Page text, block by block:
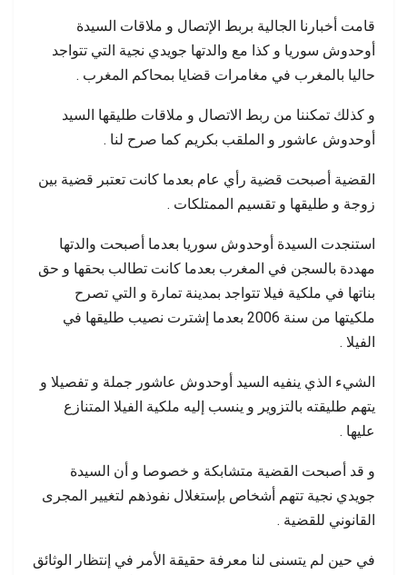
قامت أخبارنا الجالية بربط الإتصال و ملاقات السيدة
أوحدوش سوريا و كذا مع والدتها جويدي نجية التي تتواجد
حاليا بالمغرب في مغامرات قضايا بمحاكم المغرب .
و كذلك تمكننا من ربط الاتصال و ملاقات طليقها السيد
أوحدوش عاشور و الملقب بكريم كما صرح لنا .
القضية أصبحت قضية رأي عام بعدما كانت تعتبر قضية بين
زوجة و طليقها و تقسيم الممتلكات .
استنجدت السيدة أوحدوش سوريا بعدما أصبحت والدتها
مهددة بالسجن في المغرب بعدما كانت تطالب بحقها و حق
بناتها في ملكية فيلا تتواجد بمدينة تمارة و التي تصرح
ملكيتها من سنة 2006 بعدما إشترت نصيب طليقها في
الفيلا .
الشيء الذي ينفيه السيد أوحدوش عاشور جملة و تفصيلا و
يتهم طليقته بالتزوير و ينسب إليه ملكية الفيلا المتنازع
عليها .
و قد أصبحت القضية متشابكة و خصوصا و أن السيدة
جويدي نجية تتهم أشخاص بإستغلال نفوذهم لتغيير المجرى
القانوني للقضية .
في حين لم يتسنى لنا معرفة حقيقة الأمر في إنتظار الوثائق